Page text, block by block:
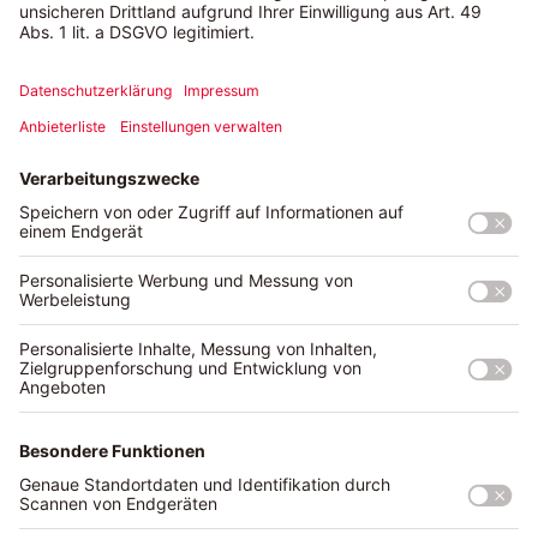
Inselhopping: Was steckt hinter dem
Reisetrend?
Wieso sich für eine Insel entscheiden? Der neue Reisetrend
Inselhopping ermöglicht es, gleich mehrere Trauminseln
während eines Trips zu besuchen. Dabei reisen Urlauber mit
Flugzeug oder Fähre von Insel zu Insel, um möglichst viel
vom gewählten Reiseland kennenzulernen. Besonders
beliebt für Inselhopping sind unter anderem die karibischen
und südostasiatischen Inselgruppen. Innerhalb Europas
eignen sich besonders die
Die Inselhopping-Destinationen Europas im
Vergleich: